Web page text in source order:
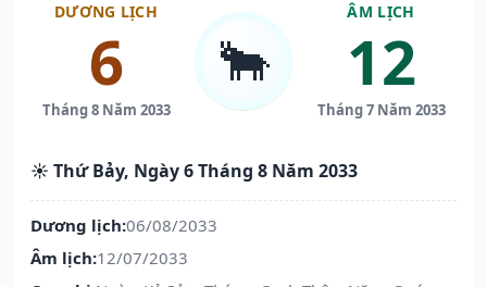
DƯƠNG LỊCH
6
Tháng 8 Năm 2033
🐂
ÂM LỊCH
12
Tháng 7 Năm 2033
☀️ Thứ Bảy, Ngày 6 Tháng 8 Năm 2033
Dương lịch:06/08/2033
Âm lịch:12/07/2033